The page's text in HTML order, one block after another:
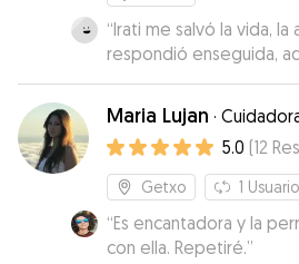
“Irati me salvó la vida, la
respondió enseguida,
de mi perrita tiene una
estuvieron jugando así
Maria Lujan ·
5.0 (12
Getxo 1
“Es encantadora y la
con ella. Repetiré.”